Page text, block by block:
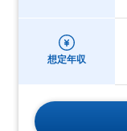
想定年収